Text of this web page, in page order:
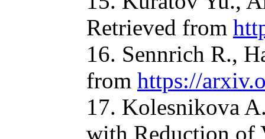
Retrieved from
16. Sennrich R.,
from https://
17. Kolesnikova
with Reduction of